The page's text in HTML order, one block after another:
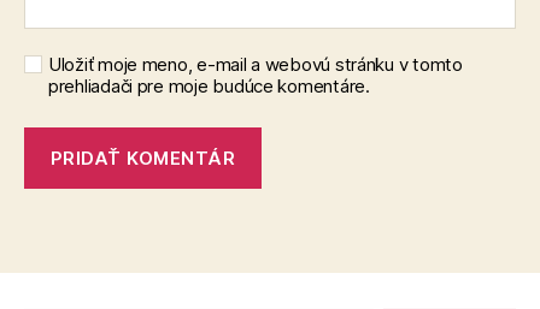
Uložiť moje meno, e-mail a webovú stránku v tomto
prehliadači pre moje budúce komentáre.